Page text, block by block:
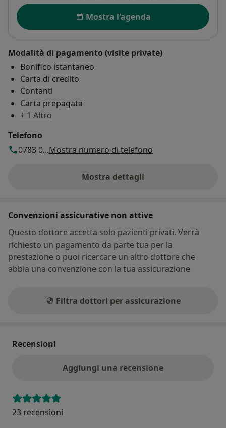
Disponibilità
Mostra l'agenda
Modalità di pagamento (visite private)
Bonifico istantaneo
Carta di credito
Contanti
Carta prepagata
+ 1 Altro
Telefono
0783 0...Mostra numero di telefono
Mostra dettagli
sull'indirizzo
Convenzioni assicurative non attive
Questo dottore accetta solo pazienti privati. Verrà
richiesto un pagamento da parte tua per la
prestazione o puoi ricercare un altro dottore che
abbia una convenzione con la tua assicurazione
Filtra dottori per assicurazione
Recensioni
Aggiungi una recensione
23 recensioni